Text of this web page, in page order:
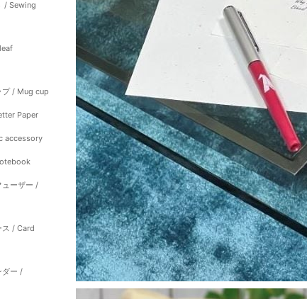
/ Sewing
プ / Mug cup
Paper
accessory
ューザー /
ス / Card
ダー /